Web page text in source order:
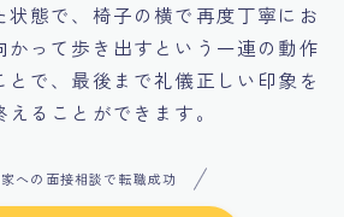
状態で、椅子の横で再度丁寧にお
って歩き出すという一連の動作
とで、最後まで礼儀正しい印象を
ることができます。
への面接相談で転職成功